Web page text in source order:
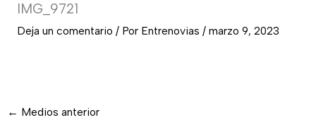
IMG_9721
Deja un comentario / Por Entrenovias / marzo 9, 2023
← Medios anterior